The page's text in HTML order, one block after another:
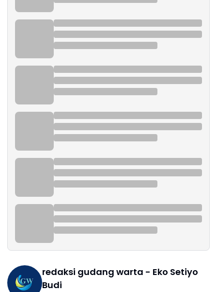
redaksi gudang warta - Eko Setiyo
Budi